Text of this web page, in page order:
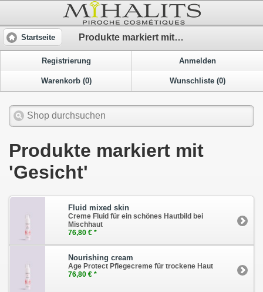
Startseite Produkte markiert mit 'Gesicht'
Registrierung Anmelden
Warenkorb (0) Wunschliste (0)
Produkte markiert mit
'Gesicht'
Fluid mixed skin
Creme Fluid für ein schönes Hautbild bei
Mischhaut
76,80 € *
Nourishing cream
Age Protect Pflegecreme für trockene Haut
76,80 € *